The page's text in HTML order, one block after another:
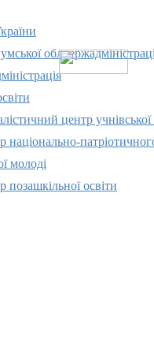
центр учнівської
молоді
освіти